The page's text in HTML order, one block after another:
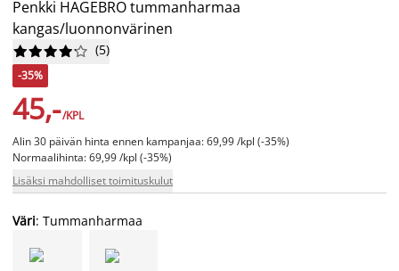
Penkki HAGEBRO tummanharmaa
kangas/luonnonvärinen





 (5)
-35%
45,-/KPL
Alin 30 päivän hinta ennen kampanjaa: 69,99 /kpl (-35%)
Normaalihinta: 69,99 /kpl (-35%)
Lisäksi mahdolliset toimituskulut
Väri: Tummanharmaa